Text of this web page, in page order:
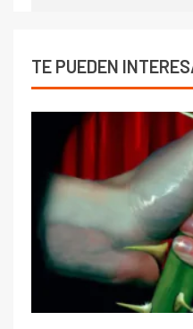
TE PUEDEN